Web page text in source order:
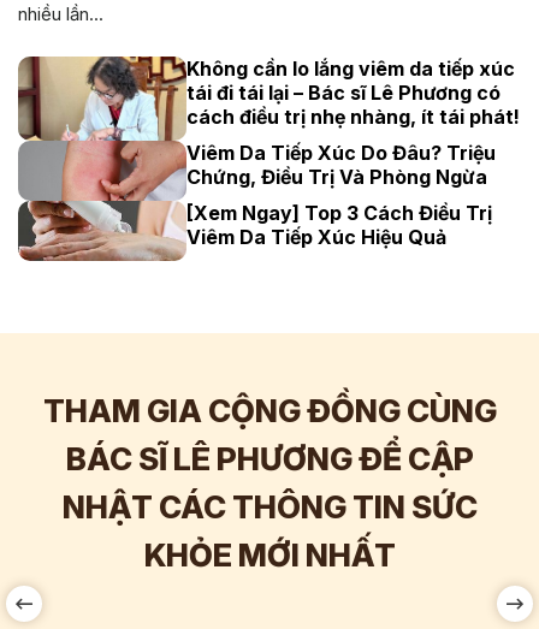
nhiều lần...
Không cần lo lắng viêm da tiếp xúc
tái đi tái lại – Bác sĩ Lê Phương có
cách điều trị nhẹ nhàng, ít tái phát!
Viêm Da Tiếp Xúc Do Đâu? Triệu
Chứng, Điều Trị Và Phòng Ngừa
[Xem Ngay] Top 3 Cách Điều Trị
Viêm Da Tiếp Xúc Hiệu Quả
THAM GIA CỘNG ĐỒNG CÙNG
BÁC SĨ LÊ PHƯƠNG ĐỂ CẬP
NHẬT CÁC THÔNG TIN SỨC
KHỎE MỚI NHẤT
Tương tác